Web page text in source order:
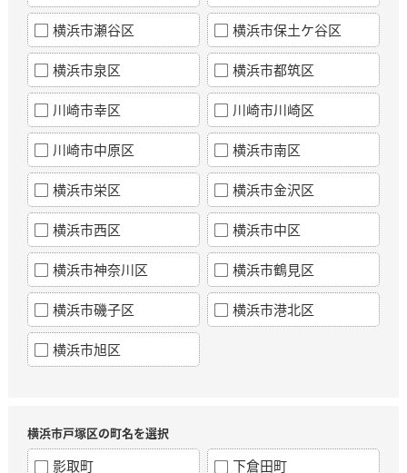
横浜市瀬谷区 横浜市保土ケ谷区
横浜市泉区 横浜市都筑区
川崎市幸区 川崎市川崎区
川崎市中原区 横浜市南区
横浜市栄区 横浜市金沢区
横浜市西区 横浜市中区
横浜市神奈川区 横浜市鶴見区
横浜市磯子区 横浜市港北区
横浜市旭区
横浜市戸塚区の町名を選択
影取町 下倉田町